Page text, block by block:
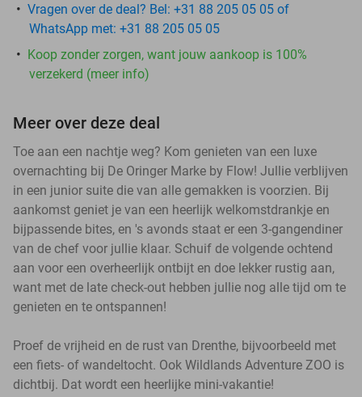
Vragen over de deal? Bel: +31 88 205 05 05 of
WhatsApp met: +31 88 205 05 05
Koop zonder zorgen, want jouw aankoop is 100%
verzekerd (meer info)
Meer over deze deal
Toe aan een nachtje weg? Kom genieten van een luxe
overnachting bij De Oringer Marke by Flow! Jullie verblijven
in een junior suite die van alle gemakken is voorzien. Bij
aankomst geniet je van een heerlijk welkomstdrankje en
bijpassende bites, en 's avonds staat er een 3-gangendiner
van de chef voor jullie klaar. Schuif de volgende ochtend
aan voor een overheerlijk ontbijt en doe lekker rustig aan,
want met de late check-out hebben jullie nog alle tijd om te
genieten en te ontspannen!
Proef de vrijheid en de rust van Drenthe, bijvoorbeeld met
een fiets- of wandeltocht. Ook Wildlands Adventure ZOO is
dichtbij. Dat wordt een heerlijke mini-vakantie!